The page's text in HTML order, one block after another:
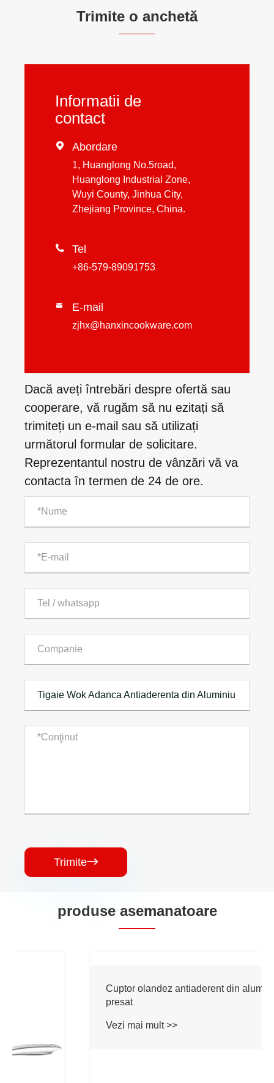
Trimite o anchetă
Informatii de
contact
 Abordare
1, Huanglong No.5road,
Huanglong Industrial Zone,
Wuyi County, Jinhua City,
Zhejiang Province, China.
 Tel
+86-579-89091753
 E-mail
zjhx@hanxincookware.com
Dacă aveți întrebări despre ofertă sau
cooperare, vă rugăm să nu ezitați să
trimiteți un e-mail sau să utilizați
următorul formular de solicitare.
Reprezentantul nostru de vânzări vă va
contacta în termen de 24 de ore.
Trimite
produse asemanatoare